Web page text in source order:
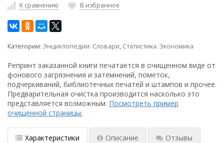
К сравнению В избранное
Категории: Энциклопедии. Словари, Статистика. Экономика
Репринт заказанной книги печатается в очищенном виде от
фонового загрязнения и затемнений, пометок,
подчеркиваний, библиотечных печатей и штампов и прочее.
Предварительная очистка производится насколько это
представляется возможным. Посмотреть пример
очищенной страницы.
Характеристики Описание Отзывы